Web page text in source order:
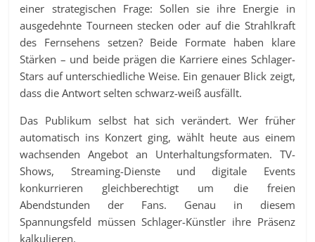
einer strategischen Frage: Sollen sie ihre Energie in
ausgedehnte Tourneen stecken oder auf die Strahlkraft
des Fernsehens setzen? Beide Formate haben klare
Stärken – und beide prägen die Karriere eines Schlager-
Stars auf unterschiedliche Weise. Ein genauer Blick zeigt,
dass die Antwort selten schwarz-weiß ausfällt.
Das Publikum selbst hat sich verändert. Wer früher
automatisch ins Konzert ging, wählt heute aus einem
wachsenden Angebot an Unterhaltungsformaten. TV-
Shows, Streaming-Dienste und digitale Events
konkurrieren gleichberechtigt um die freien
Abendstunden der Fans. Genau in diesem
Spannungsfeld müssen Schlager-Künstler ihre Präsenz
kalkulieren.